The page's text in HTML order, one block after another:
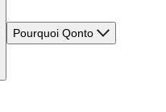
Pourquoi Qonto